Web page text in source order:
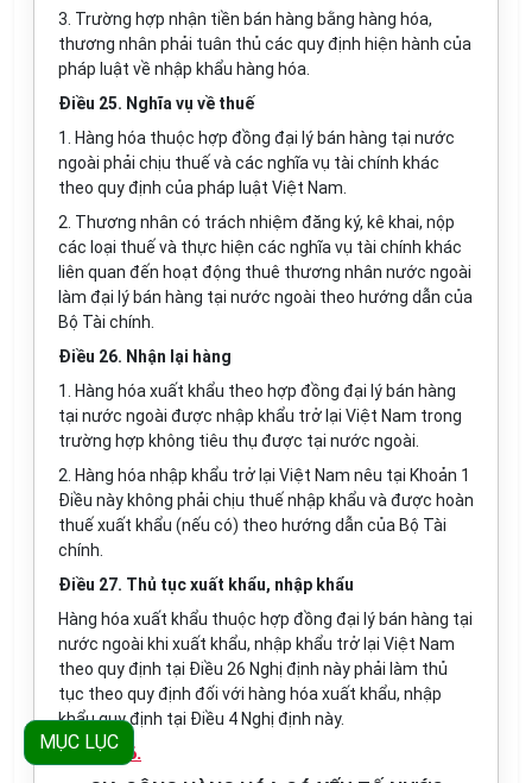
3. Trường hợp nhận tiền bán hàng bằng hàng hóa,
thương nhân phải tuân thủ các quy định hiện hành của
pháp luật về nhập khẩu hàng hóa.
Điều 25. Nghĩa vụ về thuế
1. Hàng hóa thuộc hợp đồng đại lý bán hàng tại nước
ngoài phải chịu thuế và các nghĩa vụ tài chính khác
theo quy định của pháp luật Việt Nam.
2. Thương nhân có trách nhiệm đăng ký, kê khai, nộp
các loại thuế và thực hiện các nghĩa vụ tài chính khác
liên quan đến hoạt động thuê thương nhân nước ngoài
làm đại lý bán hàng tại nước ngoài theo hướng dẫn của
Bộ Tài chính.
Điều 26. Nhận lại hàng
1. Hàng hóa xuất khẩu theo hợp đồng đại lý bán hàng
tại nước ngoài được nhập khẩu trở lại Việt Nam trong
trường hợp không tiêu thụ được tại nước ngoài.
2. Hàng hóa nhập khẩu trở lại Việt Nam nêu tại Khoản 1
Điều này không phải chịu thuế nhập khẩu và được hoàn
thuế xuất khẩu (nếu có) theo hướng dẫn của Bộ Tài
chính.
Điều 27. Thủ tục xuất khẩu, nhập khẩu
Hàng hóa xuất khẩu thuộc hợp đồng đại lý bán hàng tại
nước ngoài khi xuất khẩu, nhập khẩu trở lại Việt Nam
theo quy định tại Điều 26 Nghị định này phải làm thủ
tục theo quy định đối với hàng hóa xuất khẩu, nhập
khẩu quy định tại Điều 4 Nghị định này.
Chương 6.
MỤC LỤC